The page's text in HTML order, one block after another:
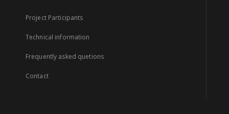
Project Participants
Technical information
Frequently asked quetions
Contact